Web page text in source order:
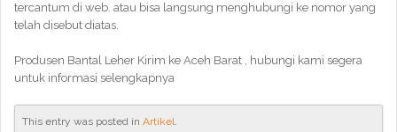
tercantum di web. atau bisa langsung menghubungi ke nomor yang
telah disebut diatas.
Produsen Bantal Leher Kirim ke Aceh Barat , hubungi kami segera
untuk informasi selengkapnya
This entry was posted in Artikel.